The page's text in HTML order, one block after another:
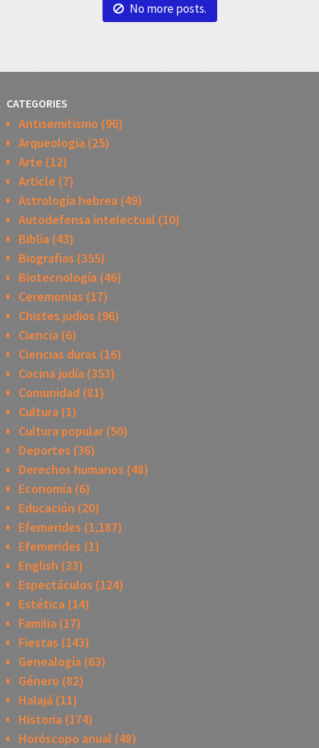
No more posts.
CATEGORIES
Antisemitismo (96)
Arqueologia(25)
Arte (12)
Article (7)
Astrología hebrea(49)
Autodefensa intelectual (10)
Biblia(43)
Biografias (355)
Biotecnología(46)
Ceremonias (17)
Chistes judios (96)
Ciencia(6)
Ciencias duras (16)
Cocina judía(353)
Comunidad(81)
Cultura(1)
Cultura popular(50)
Deportes (36)
Derechos humanos (48)
Economía(6)
Educación (20)
Efemerides (1,187)
Efemerides (1)
English (33)
Espectáculos (124)
Estética(14)
Familia(17)
Fiestas (143)
Genealogía(63)
Género (82)
Halajá(11)
Historia(174)
Horóscopo anual (48)